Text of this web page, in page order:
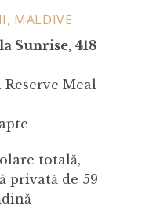
MALDIVE
Sunrise, 418
Meal
totală,
privată de 59